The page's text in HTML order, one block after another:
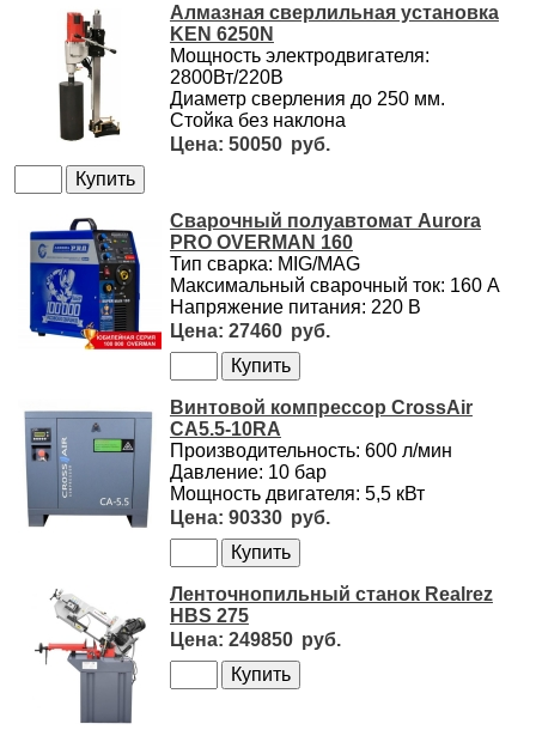
Алмазная сверлильная установка
KEN 6250N
Мощность электродвигателя:
2800Вт/220В
Диаметр сверления до 250 мм.
Стойка без наклона
50050
Сварочный полуавтомат Aurora
PRO OVERMAN 160
Тип сварка: MIG/MAG
Максимальный сварочный ток: 160 А
Напряжение питания: 220 В
27460
Винтовой компрессор CrossAir
CA5.5-10RA
Производительность: 600 л/мин
Давление: 10 бар
Мощность двигателя: 5,5 кВт
90330
Ленточнопильный станок Realrez
HBS 275
249850